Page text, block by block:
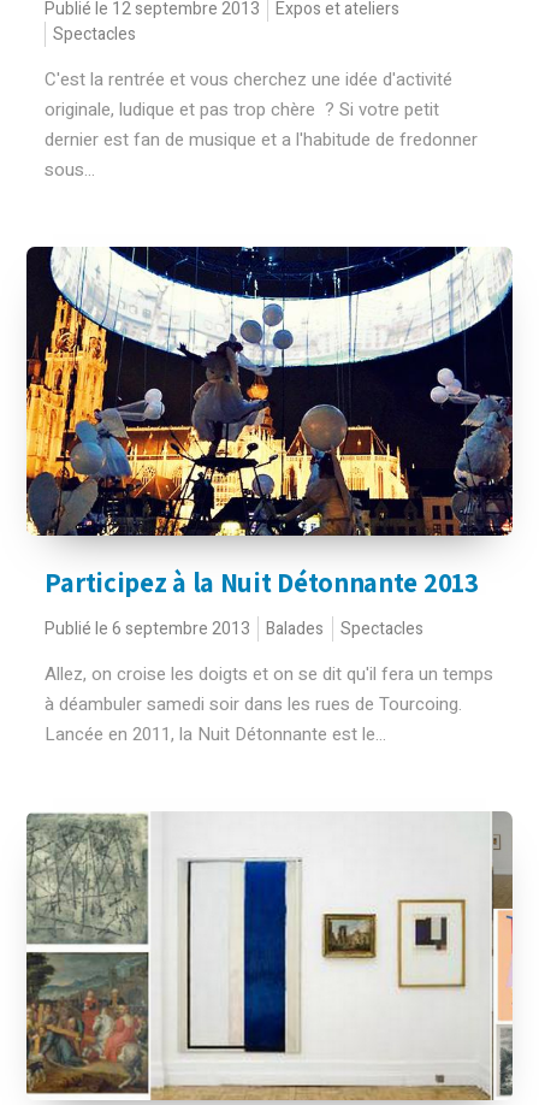
Publié le 12 septembre 2013
Expos et ateliers
Spectacles
C'est la rentrée et vous cherchez une idée d'activité
originale, ludique et pas trop chère ? Si votre petit
dernier est fan de musique et a l'habitude de fredonner
sous...
Participez à la Nuit Détonnante 2013
Publié le 6 septembre 2013 Balades Spectacles
Allez, on croise les doigts et on se dit qu'il fera un temps
à déambuler samedi soir dans les rues de Tourcoing.
Lancée en 2011, la Nuit Détonnante est le...